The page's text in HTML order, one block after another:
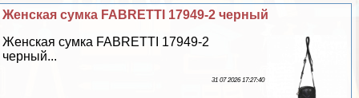
Женская сумка FABRETTI 17949-2 черный
Женская сумка FABRETTI 17949-2
черный...
31 07 2026 17:27:40